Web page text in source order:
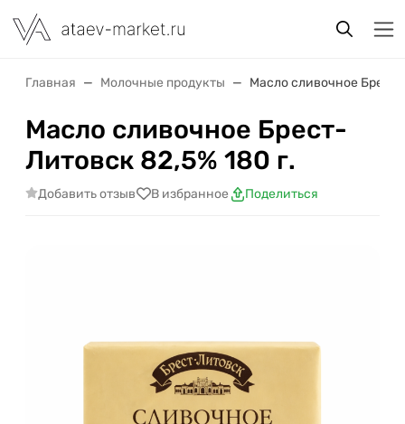
Главная Молочные продукты Масло сливочное Брест-
Масло сливочное Брест-
Литовск 82,5% 180 г.
Добавить отзыв В избранное Поделиться